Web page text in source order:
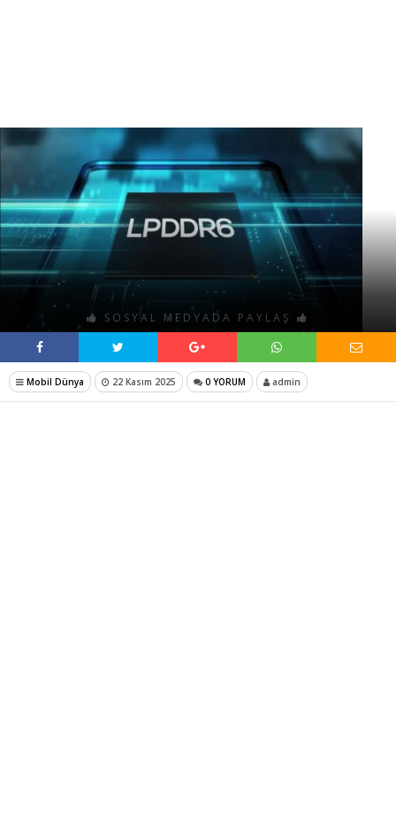
SOSYAL MEDYADA PAYLAŞ
Mobil Dünya 22 Kasım 2025 0 YORUM admin